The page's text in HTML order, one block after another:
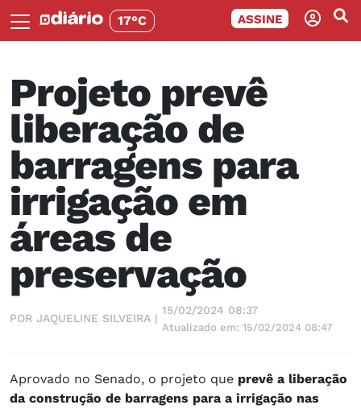
17°C ASSINE
Projeto prevê
liberação de
barragens para
irrigação em
áreas de
preservação
POR JAQUELINE SILVEIRA |
15/02/2024 08:37
Atualizado em: 15/02/2024 08:47
​Aprovado no Senado, o projeto que prevê a liberação
da construção de barragens para a irrigação nas